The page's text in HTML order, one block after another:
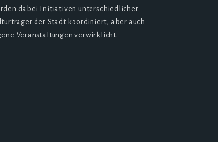
dabei Initiativen unterschiedlicher
der Stadt koordiniert, aber auch
Veranstaltungen verwirklicht.